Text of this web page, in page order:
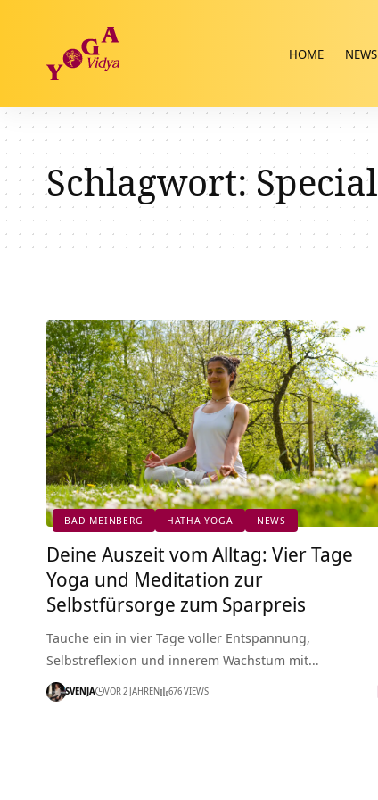
HOME NEWS
Schlagwort: Special
BAD MEINBERG HATHA YOGA NEWS
Deine Auszeit vom Alltag: Vier Tage
Yoga und Meditation zur
Selbstfürsorge zum Sparpreis
Tauche ein in vier Tage voller Entspannung,
Selbstreflexion und innerem Wachstum mit…
SVENJA VOR 2 JAHREN 676 VIEWS